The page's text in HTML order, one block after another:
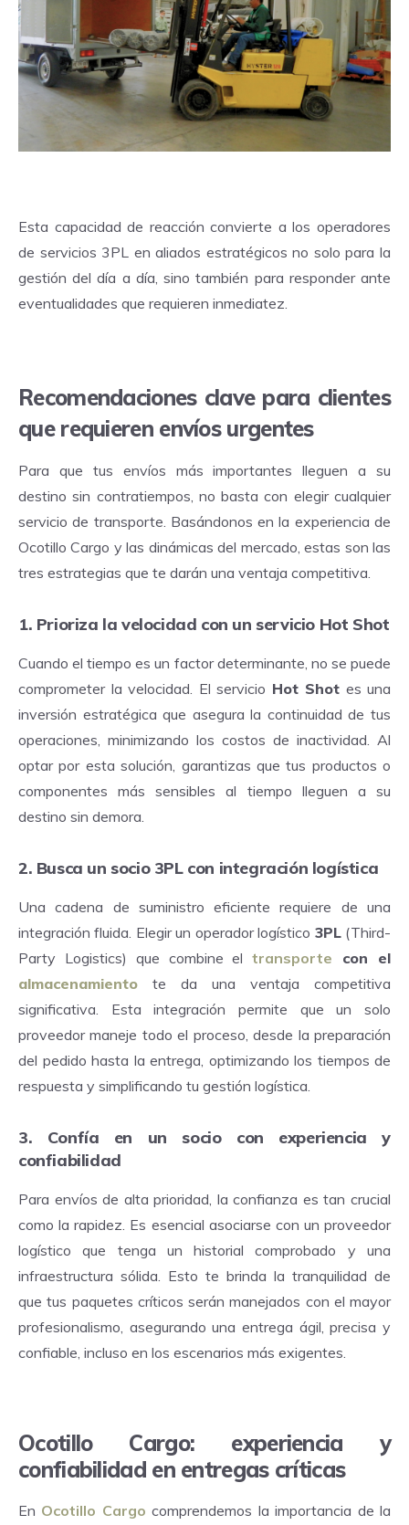
Esta capacidad de reacción convierte a los operadores
de servicios 3PL en aliados estratégicos no solo para la
gestión del día a día, sino también para responder ante
eventualidades que requieren inmediatez.
Recomendaciones clave para clientes
que requieren envíos urgentes
Para que tus envíos más importantes lleguen a su
destino sin contratiempos, no basta con elegir cualquier
servicio de transporte. Basándonos en la experiencia de
Ocotillo Cargo y las dinámicas del mercado, estas son las
tres estrategias que te darán una ventaja competitiva.
1. Prioriza la velocidad con un servicio Hot Shot
Cuando el tiempo es un factor determinante, no se puede
comprometer la velocidad. El servicio Hot Shot es una
inversión estratégica que asegura la continuidad de tus
operaciones, minimizando los costos de inactividad. Al
optar por esta solución, garantizas que tus productos o
componentes más sensibles al tiempo lleguen a su
destino sin demora.
2. Busca un socio 3PL con integración logística
Una cadena de suministro eficiente requiere de una
integración fluida. Elegir un operador logístico 3PL(Third-
Party Logistics) que combine eltransporte con el
almacenamiento te da una ventaja competitiva
significativa. Esta integración permite que un solo
proveedor maneje todo el proceso, desde la preparación
del pedido hasta la entrega, optimizando los tiempos de
respuesta y simplificando tu gestión logística.
3. Confía en un socio con experiencia y
confiabilidad
Para envíos de alta prioridad, la confianza es tan crucial
como la rapidez. Es esencial asociarse con un proveedor
logístico que tenga unhistorial comprobado y una
infraestructura sólida . Esto te brinda la tranquilidad de
que tus paquetes críticos serán manejados con el mayor
profesionalismo, asegurando una entrega ágil, precisa y
confiable, incluso en los escenarios más exigentes.
Ocotillo Cargo: experiencia y
confiabilidad en entregas críticas
En Ocotillo Cargo comprendemos la importancia de la